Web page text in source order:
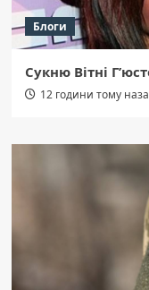
Блоги
Сукню Вітні
12 години тому